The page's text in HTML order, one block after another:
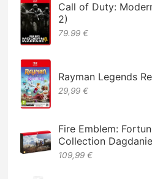
Call of Duty:
2)
79.99 €
Rayman Legends
29,99 €
Fire Emblem:
Collection
109,99 €